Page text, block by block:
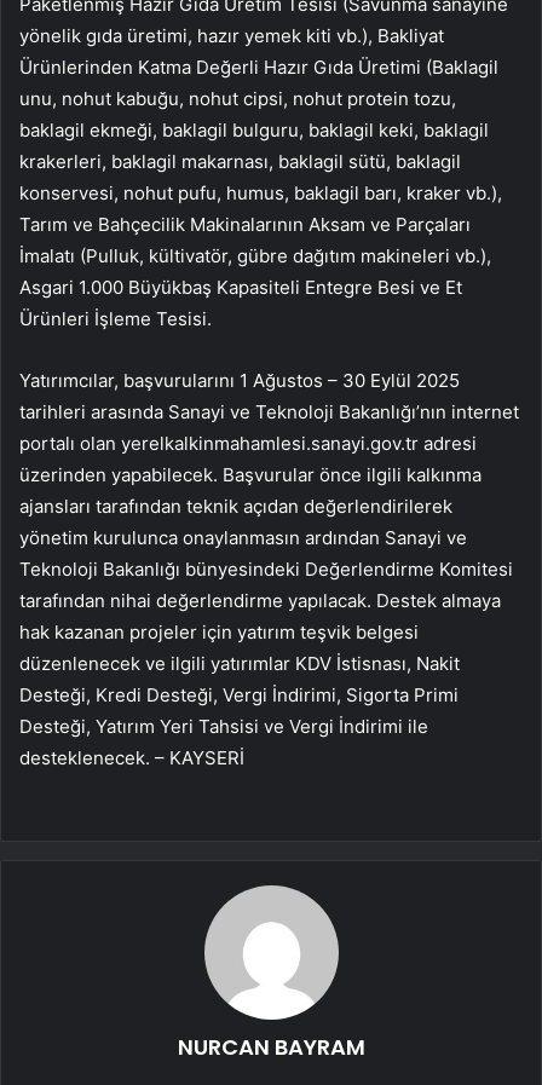
yönelik gıda üretimi, hazır yemek kiti vb.), Bakliyat
Ürünlerinden Katma Değerli Hazır Gıda Üretimi (Baklagil
unu, nohut kabuğu, nohut cipsi, nohut protein tozu,
baklagil ekmeği, baklagil bulguru, baklagil keki, baklagil
krakerleri, baklagil makarnası, baklagil sütü, baklagil
konservesi, nohut pufu, humus, baklagil barı, kraker vb.),
Tarım ve Bahçecilik Makinalarının Aksam ve Parçaları
İmalatı (Pulluk, kültivatör, gübre dağıtım makineleri vb.),
Asgari 1.000 Büyükbaş Kapasiteli Entegre Besi ve Et
Ürünleri İşleme Tesisi.
Yatırımcılar, başvurularını 1 Ağustos – 30 Eylül 2025
tarihleri arasında Sanayi ve Teknoloji Bakanlığı’nın internet
portalı olan yerelkalkinmahamlesi.sanayi.gov.tr adresi
üzerinden yapabilecek. Başvurular önce ilgili kalkınma
ajansları tarafından teknik açıdan değerlendirilerek
yönetim kurulunca onaylanmasın ardından Sanayi ve
Teknoloji Bakanlığı bünyesindeki Değerlendirme Komitesi
tarafından nihai değerlendirme yapılacak. Destek almaya
hak kazanan projeler için yatırım teşvik belgesi
düzenlenecek ve ilgili yatırımlar KDV İstisnası, Nakit
Desteği, Kredi Desteği, Vergi İndirimi, Sigorta Primi
Desteği, Yatırım Yeri Tahsisi ve Vergi İndirimi ile
desteklenecek. – KAYSERİ
NURCAN BAYRAM